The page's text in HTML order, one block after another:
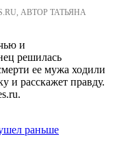
АВТОР ТАТЬЯНА
и
решилась
ее мужа ходили
и расскажет правду.
раньше